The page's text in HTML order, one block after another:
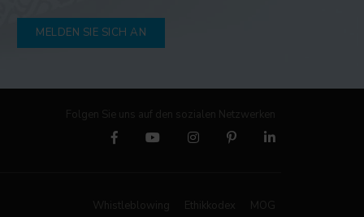
MELDEN SIE SICH AN
Folgen Sie uns auf den sozialen Netzwerken
Whistleblowing Ethikkodex MOG